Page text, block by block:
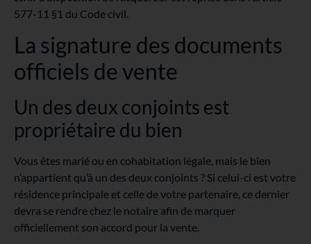
577-11 §1 du Code civil.
La signature des documents
officiels de vente
Un des deux conjoints est
propriétaire du bien
Vous êtes marié ou en cohabitation légale, mais le bien
n’appartient qu’à un des deux conjoints ? Si celui-ci est votre
résidence principale et celle de votre partenaire, ce dernier
devra se rendre chez le notaire afin de marquer
officiellement son accord pour la vente.